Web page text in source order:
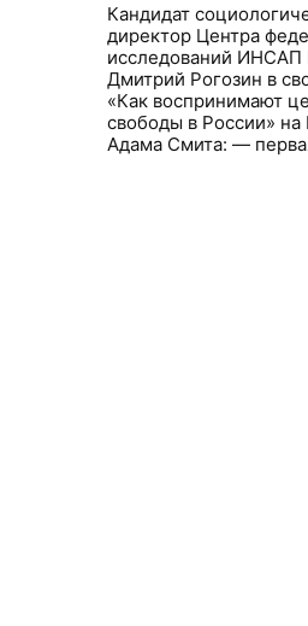
Кандидат
директор Центра
исследований
Дмитрий Рогозин в
«Как воспринимают
свободы в России» на
Адама Смита: —